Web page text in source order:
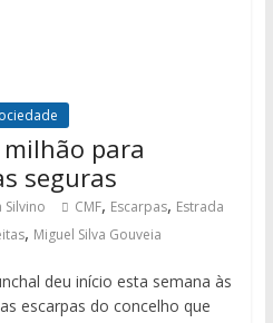
para
seguras
Silvino CMF, Escarpas, Estrada
, Miguel Silva Gouveia
deu início esta semana às
escarpas do concelho que